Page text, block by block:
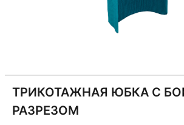
ТРИКОТАЖНАЯ ЮБКА С
РАЗРЕЗОМ